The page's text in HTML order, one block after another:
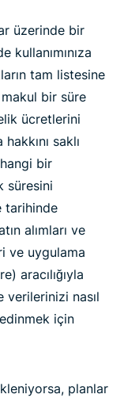
üzerinde bir
kullanımınıza
tam listesine
bir süre
ücretlerini
saklı
bir
süresini
tarihinde
alımları ve
ve uygulama
aracılığıyla
nasıl
için
planlar